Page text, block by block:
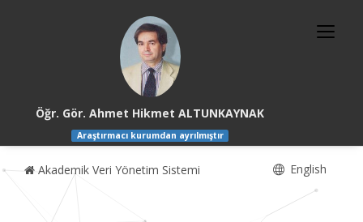
Öğr. Gör. Ahmet Hikmet ALTUNKAYNAK
Araştırmacı kurumdan ayrılmıştır
Akademik Veri Yönetim Sistemi English